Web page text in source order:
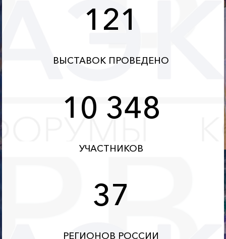
121
ВЫСТАВОК ПРОВЕДЕНО
10 348
УЧАСТНИКОВ
37
РЕГИОНОВ РОССИИ